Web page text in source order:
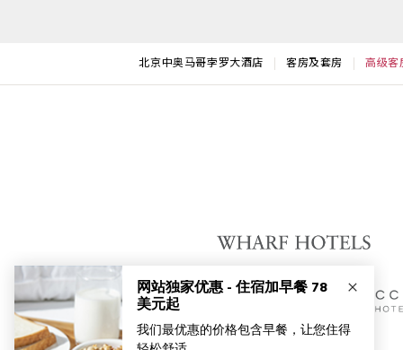
北京中奥马哥孛罗大酒店 客房及套房 高级客